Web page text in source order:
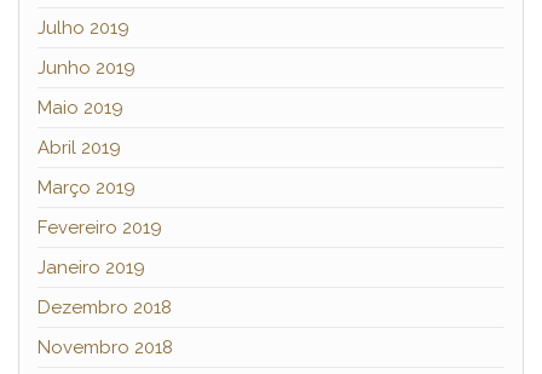
Julho 2019
Junho 2019
Maio 2019
Abril 2019
Março 2019
Fevereiro 2019
Janeiro 2019
Dezembro 2018
Novembro 2018